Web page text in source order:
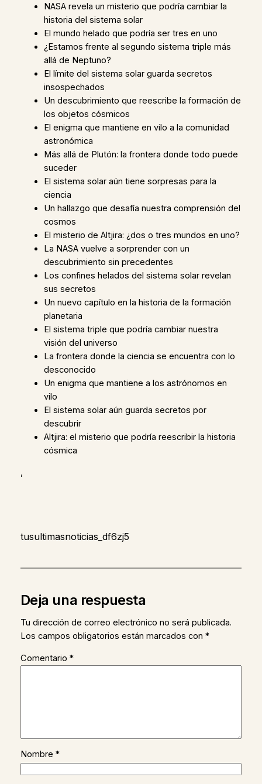
NASA revela un misterio que podría cambiar la
historia del sistema solar
El mundo helado que podría ser tres en uno
¿Estamos frente al segundo sistema triple más
allá de Neptuno?
El límite del sistema solar guarda secretos
insospechados
Un descubrimiento que reescribe la formación de
los objetos cósmicos
El enigma que mantiene en vilo a la comunidad
astronómica
Más allá de Plutón: la frontera donde todo puede
suceder
El sistema solar aún tiene sorpresas para la
ciencia
Un hallazgo que desafía nuestra comprensión del
cosmos
El misterio de Altjira: ¿dos o tres mundos en uno?
La NASA vuelve a sorprender con un
descubrimiento sin precedentes
Los confines helados del sistema solar revelan
sus secretos
Un nuevo capítulo en la historia de la formación
planetaria
El sistema triple que podría cambiar nuestra
visión del universo
La frontera donde la ciencia se encuentra con lo
desconocido
Un enigma que mantiene a los astrónomos en
vilo
El sistema solar aún guarda secretos por
descubrir
Altjira: el misterio que podría reescribir la historia
cósmica
,
tusultimasnoticias_df6zj5
Deja una respuesta
Tu dirección de correo electrónico no será publicada.
Los campos obligatorios están marcados con *
Comentario *
Nombre *